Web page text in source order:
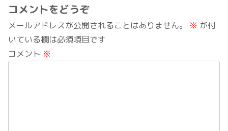
コメントをどうぞ
メールアドレスが公開されることはありません。 ※ が付
いている欄は必須項目です
コメント ※